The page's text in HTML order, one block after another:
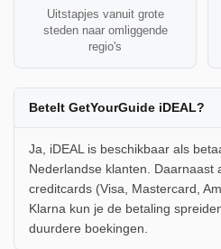
Uitstapjes vanuit grote
steden naar omliggende
regio's
Betelt GetYourGuide iDEAL?
Ja, iDEAL is beschikbaar als
Nederlandse klanten. Daarnaast
creditcards (Visa, Mastercard,
Klarna kun je de betaling
duurdere boekingen.